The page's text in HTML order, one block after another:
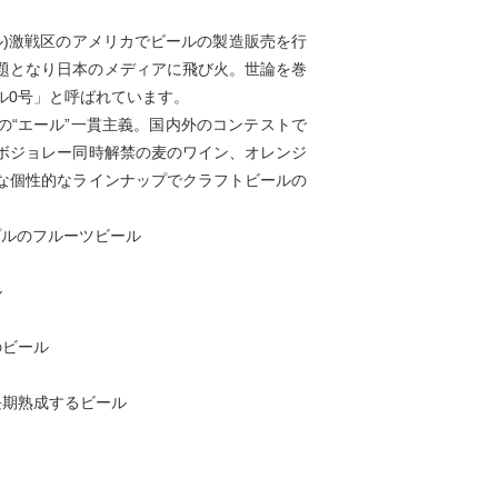
戦区のアメリカでビールの製造販売を行
となり日本のメディアに飛び火。世論を巻
号」と呼ばれています。
エール”一貫主義。国内外のコンテストで
ョレー同時解禁の麦のワイン、オレンジ
個性的なラインナップでクラフトビールの
のフルーツビール
ール
熟成するビール